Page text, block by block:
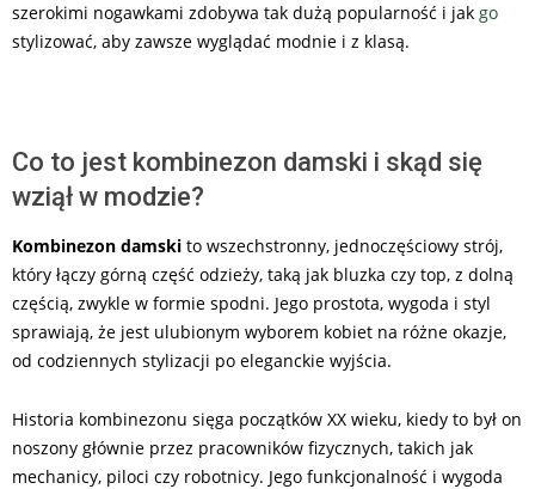
szerokimi nogawkami zdobywa tak dużą popularność i jak go
stylizować, aby zawsze wyglądać modnie i z klasą.
Co to jest kombinezon damski i skąd się
wziął w modzie?
Kombinezon damski to wszechstronny, jednoczęściowy strój,
który łączy górną część odzieży, taką jak bluzka czy top, z dolną
częścią, zwykle w formie spodni. Jego prostota, wygoda i styl
sprawiają, że jest ulubionym wyborem kobiet na różne okazje,
od codziennych stylizacji po eleganckie wyjścia.
Historia kombinezonu sięga początków XX wieku, kiedy to był on
noszony głównie przez pracowników fizycznych, takich jak
mechanicy, piloci czy robotnicy. Jego funkcjonalność i wygoda